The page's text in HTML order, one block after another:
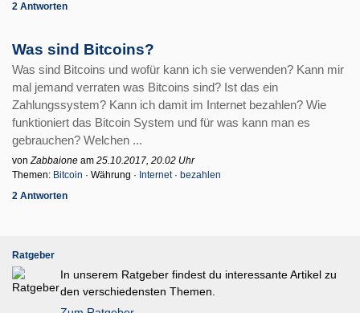
2 Antworten
Was sind Bitcoins?
Was sind Bitcoins und wofür kann ich sie verwenden? Kann mir
mal jemand verraten was Bitcoins sind? Ist das ein
Zahlungssystem? Kann ich damit im Internet bezahlen? Wie
funktioniert das Bitcoin System und für was kann man es
gebrauchen? Welchen ...
vonZabbaione am 25.10.2017, 20.02 Uhr
Themen: Bitcoin · Währung · Internet· bezahlen
2 Antworten
Ratgeber
In unserem Ratgeber findest du interessante Artikel zu
den verschiedensten Themen.